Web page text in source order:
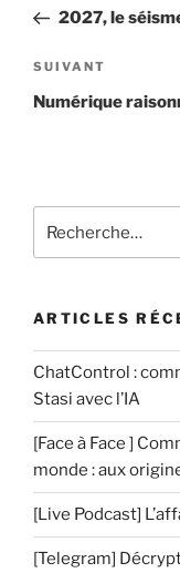
u
n
o
t
i
e
a
r
e
l’article
précédent
2027, le
Article
suivant
SUIVANT
Numérique
pour
ARTICLES
ChatControl :
Stasi avec l’IA
[Face à Face ]
monde : aux
[Live Podcast]
[Telegram]